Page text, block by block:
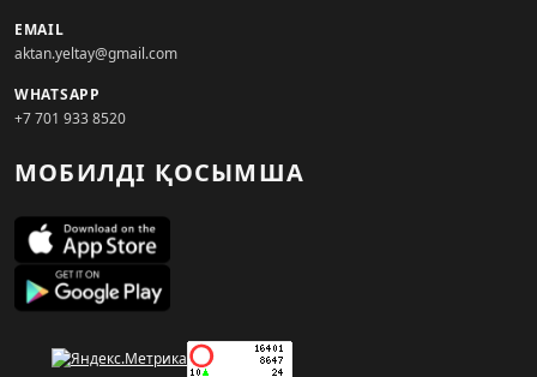
EMAIL
aktan.yeltay@gmail.com
WHATSAPP
+7 701 933 8520
МОБИЛДІ ҚОСЫМША